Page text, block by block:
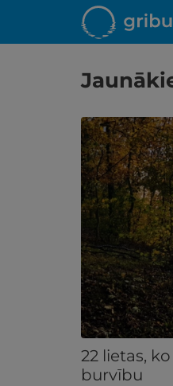
22 lietas,
burvību